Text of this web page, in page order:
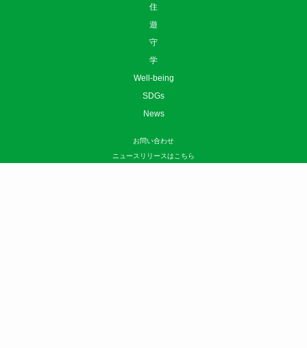
住
遊
守
学
Well-being
SDGs
News
お問い合わせ
ニュースリリースはこちら